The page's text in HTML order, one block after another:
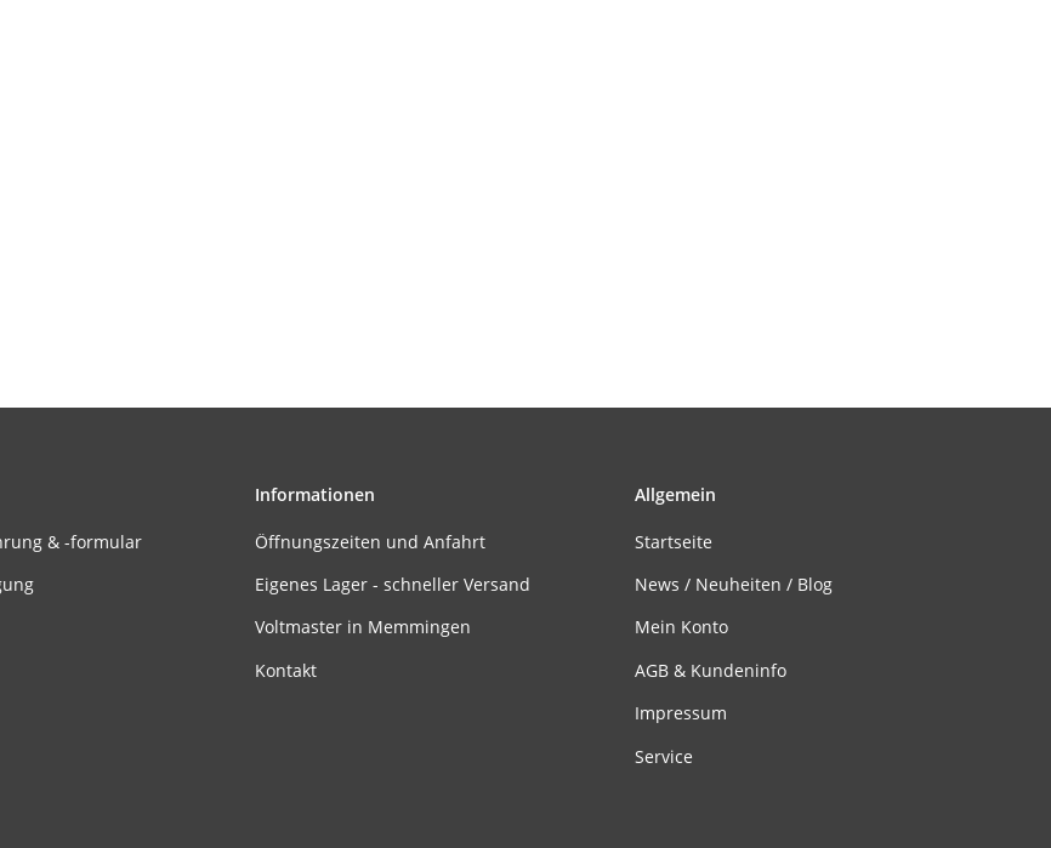
& -formular
Informationen
Öffnungszeiten und Anfahrt
Eigenes Lager - schneller Versand
Voltmaster in Memmingen
Kontakt
Allgemein
Startseite
News / Neuheiten / Blog
Mein Konto
AGB & Kundeninfo
Impressum
Service